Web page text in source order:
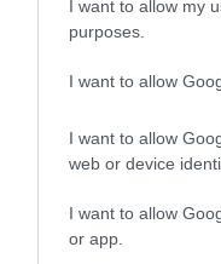
I want to allow my
purposes.
I want to allow
I want to allow
web or device
I want to allow
or app.